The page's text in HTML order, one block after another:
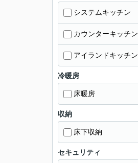
システムキッチン
カウンターキッチン
アイランドキッチン
冷暖房
床暖房
収納
床下収納
セキュリティ